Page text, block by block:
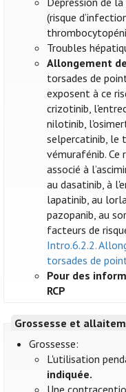
(risque
Troubles
Allongement
torsades de
exposent à ce
crizotinib,
nilotinib,
selpercatinib, le
vémurafénib.
associé à
au dasatinib, à
lapatinib, au
pazopanib, au
facteurs de
Intro.6.2.2.
torsades de
Pour des
RCP
Grossesse et
Grossesse:
L'utilisation
indiquée.